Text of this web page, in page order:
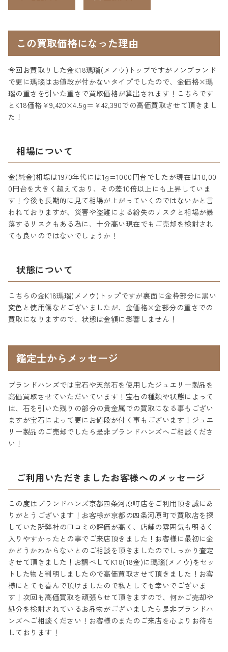
この買取価格になった理由
今回お買取りした金K18瑪瑙(メノウ)トップですがノンブランド
で更に瑪瑙はお値段が付かないタイプでしたので、金価格×瑪
瑙の重さを引いた重さで買取価格が算出されます！こちらです
とK18価格￥9,420×4.5g＝￥42,390での高価買取させて頂きまし
た！
相場について
金(純金)相場は1970年代には1g=1000円台でしたが現在は10,00
0円台を大きく超えており、その差10倍以上にも上昇していま
す！今後も長期的に見て相場が上がっていくのではないかと言
われておりますが、災害や盗難による紛失のリスクと相場が暴
落するリスクもある為に、十分高い現在でもご売却を検討され
ても良いのではないでしょうか！
状態について
こちらの金K18瑪瑙(メノウ)トップですが裏面に金枠部分に黒い
変色と使用傷などございましたが、金価格×金部分の重さでの
買取になりますので、状態は金額に影響しません！
鑑定士からメッセージ
ブランドハンズでは宝石や天然石を使用したジュエリー製品を
高価買取させていただいています！宝石の種類や状態によって
は、石を引いた残りの部分の貴金属での買取になる事もござい
ますが宝石によって更にお値段が付く事もございます！ジュエ
リー製品のご売却でしたら是非ブランドハンズへご相談くださ
い！
ご利用いただきましたお客様へのメッセージ
この度はブランドハンズ京都四条河原町店をご利用頂き誠にあ
りがとうございます！お客様が京都の四条河原町で買取店を探
していた所弊社の口コミの評価が高く、店舗の雰囲気も明るく
入りやすかったとの事でご来店頂きました！お客様に最初に金
かどうかわからないとのご相談を頂きましたのでしっかり査定
させて頂きました！お調べしてK18(18金)に瑪瑙(メノウ)をセッ
トした物と判明しましたので高価買取させて頂きました！お客
様にとても喜んで頂けましたので私としても幸いでございま
す！次回も高価買取を頑張らせて頂きますので、何かご売却や
処分を検討されているお品物がございましたら是非ブランドハ
ンズへご相談ください！お客様のまたのご来店を心よりお待ち
しております！